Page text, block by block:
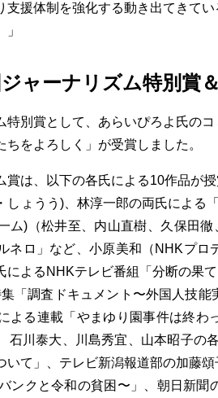
支援体制を強化する動き出てきて
ャーナリズム特別賞
特別賞として、あらいぴろよ氏の
をよろしく」が受賞しました。
賞は、以下の各氏による10作品が授
しょうう)、林淳一郎の両氏による
ム)（松井至、内山直樹、久保田
ネロ」など、小原美和（NHKプ
によるNHKテレビ番組「分断の果
「調査ドキュメント〜外国人技
よる連載「やまゆり園事件は終わ
石川泰大、川島秀宜、山本昭子の
いて」、テレビ新潟報道部の加藤
ンクと令和の貧困〜」、朝日新